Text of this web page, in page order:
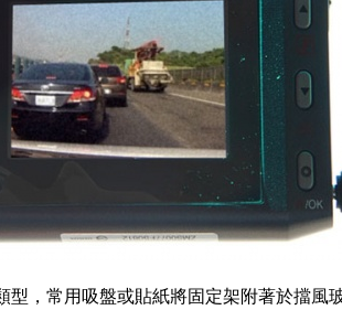
型，常用吸盤或貼紙將固定架附著於擋風